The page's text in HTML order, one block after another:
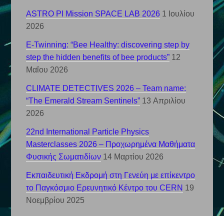
ASTRO PI Mission SPACE LAB 2026 1 Ιουλίου
2026
E-Twinning: “Bee Healthy: discovering step by
step the hidden benefits of bee products” 12
Μαΐου 2026
CLIMATE DETECTIVES 2026 – Team name:
“The Emerald Stream Sentinels” 13 Απριλίου
2026
22nd International Particle Physics
Masterclasses 2026 – Προχωρημένα Μαθήματα
Φυσικής Σωματιδίων 14 Μαρτίου 2026
Εκπαιδευτική Εκδρομή στη Γενεύη με επίκεντρο
το Παγκόσμιο Ερευνητικό Κέντρο του CERN 19
Νοεμβρίου 2025